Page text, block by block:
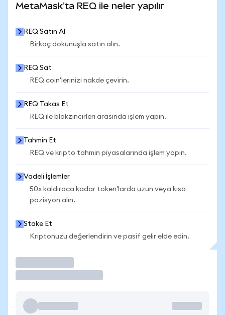
MetaMask'ta REQ ile neler yapılır
REQ Satın Al
Birkaç dokunuşla satın alın.
REQ Sat
REQ coin'lerinizi nakde çevirin.
REQ Takas Et
REQ ile blokzincirleri arasında işlem yapın.
Tahmin Et
REQ ve kripto tahmin piyasalarında işlem yapın.
Vadeli İşlemler
50x kaldıraca kadar token'larda uzun veya kısa
pozisyon alın.
Stake Et
Kriptonuzu değerlendirin ve pasif gelir elde edin.